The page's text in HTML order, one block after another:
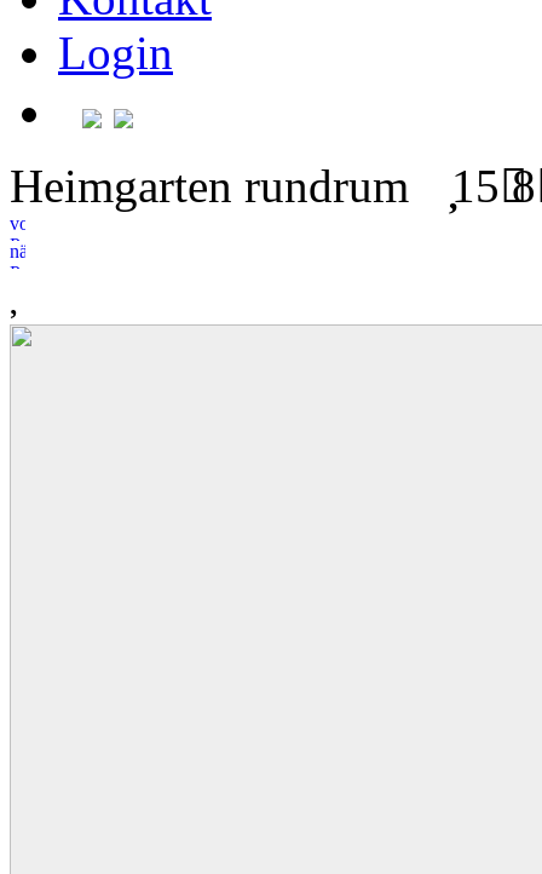
Login
Heimgarten rundrum 15 8